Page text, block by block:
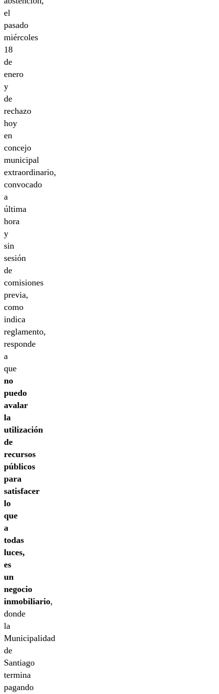
el
pasado
miércoles
18
de
enero
y
de
rechazo
hoy
en
concejo
municipal
extraordinario,
convocado
a
última
hora
y
sin
sesión
de
comisiones
previa,
como
indica
reglamento,
responde
a
que
no
puedo
avalar
la
utilización
de
recursos
públicos
para
satisfacer
lo
que
a
todas
luces,
es
un
negocio
inmobiliario,
donde
la
Municipalidad
de
Santiago
termina
pagando